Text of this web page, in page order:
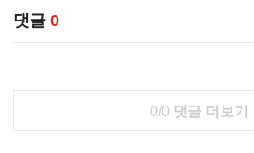
댓글 0
0/0 댓글 더보기